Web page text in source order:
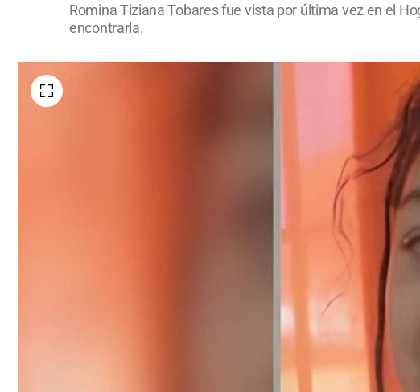
Romina Tiziana Tobares fue vista por última vez en el
encontrarla.